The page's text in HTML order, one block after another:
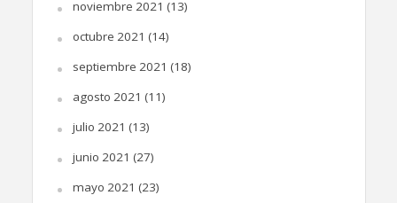
noviembre 2021 (13)
octubre 2021 (14)
septiembre 2021 (18)
agosto 2021 (11)
julio 2021 (13)
junio 2021 (27)
mayo 2021 (23)